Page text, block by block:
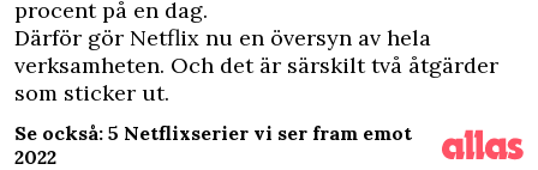
procent på en dag.
Därför gör Netflix nu en översyn av hela
verksamheten. Och det är särskilt två åtgärder
som sticker ut.
Se också: 5 Netflixserier vi ser fram emot
2022